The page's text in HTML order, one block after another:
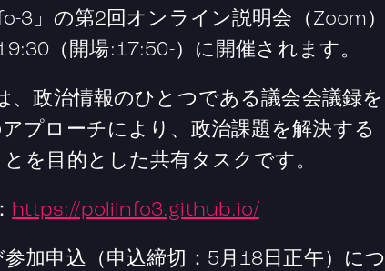
3」の第2回オンライン説明会（Zoom）
（開場:17:50-）に開催されます。
、政治情報のひとつである議会会議録を
プローチにより、政治課題を解決する
を目的とした共有タスクです。
https://poliinfo3.github.io/
加申込（申込締切：5月18日正午）につ